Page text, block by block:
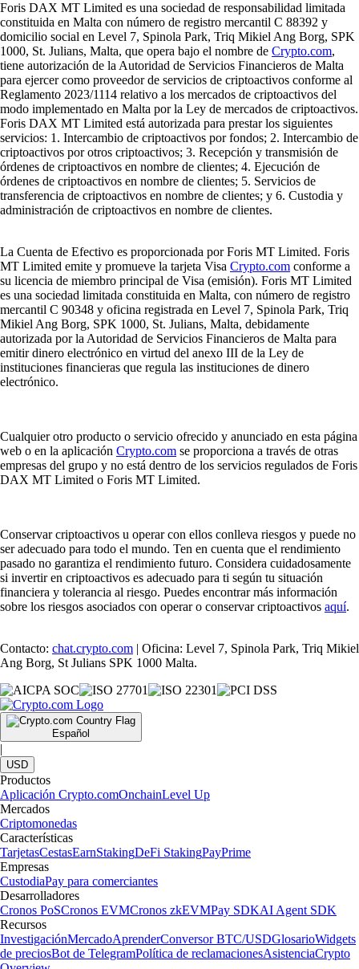
Foris DAX MT Limited es una sociedad de responsabilidad limitada
constituida en Malta con número de registro mercantil C 88392 y
domicilio social en Level 7, Spinola Park, Triq Mikiel Ang Borg, SPK
1000, St. Julians, Malta, que opera bajo el nombre de Crypto.com,
tiene autorización de la Autoridad de Servicios Financieros de Malta
para ejercer como proveedor de servicios de criptoactivos conforme al
Reglamento 2023/1114 relativo a los mercados de criptoactivos del
modo implementado en Malta por la Ley de mercados de criptoactivos.
Foris DAX MT Limited está autorizada para prestar los siguientes
servicios: 1. Intercambio de criptoactivos por fondos; 2. Intercambio de
criptoactivos por otros criptoactivos; 3. Recepción y transmisión de
órdenes de criptoactivos en nombre de clientes; 4. Ejecución de
órdenes de criptoactivos en nombre de clientes; 5. Servicios de
transferencia de criptoactivos en nombre de clientes; y 6. Custodia y
administración de criptoactivos en nombre de clientes.
La Cuenta de Efectivo es proporcionada por Foris MT Limited. Foris
MT Limited emite y promueve la tarjeta Visa Crypto.com conforme a
su licencia de miembro principal de Visa (emisión). Foris MT Limited
es una sociedad limitada constituida en Malta, con número de registro
mercantil C 90348 y oficina registrada en Level 7, Spinola Park, Triq
Mikiel Ang Borg, SPK 1000, St. Julians, Malta, debidamente
autorizada por la Autoridad de Servicios Financieros de Malta para
emitir dinero electrónico en virtud del anexo III de la Ley de
instituciones financieras que regula las instituciones de dinero
electrónico.
Cualquier otro producto o servicio ofrecido y anunciado en esta página
web o en la aplicación Crypto.com se proporciona a través de otras
empresas del grupo y no está dentro de los servicios regulados de Foris
DAX MT Limited o Foris MT Limited.
Conservar criptoactivos u operar con ellos conlleva riesgos y puede no
ser adecuado para todo el mundo. Ten en cuenta que el rendimiento
pasado no garantiza el rendimiento futuro. Considera cuidadosamente
si invertir en criptoactivos es adecuado para ti según tu situación
financiera y tolerancia al riesgo. Puedes encontrar más información
sobre los riesgos asociados con operar o conservar criptoactivos aquí.
Contacto: chat.crypto.com | Oficina: Level 7, Spinola Park, Triq Mikiel
Ang Borg, St Julians SPK 1000 Malta.
Español
|
USD
Productos
Aplicación Crypto.comOnchainLevel Up
Mercados
Criptomonedas
Características
TarjetasCestasEarnStakingDeFi StakingPayPrime
Empresas
CustodiaPay para comerciantes
Desarrolladores
Cronos PoSCronos EVMCronos zkEVMPay SDKAI Agent SDK
Recursos
InvestigaciónMercadoAprenderConversor BTC/USDGlosarioWidgets
de preciosBot de TelegramPolítica de reclamacionesAsistenciaCrypto